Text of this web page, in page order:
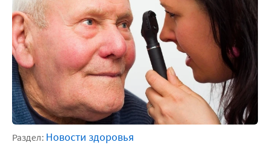
Раздел: Новости здоровья